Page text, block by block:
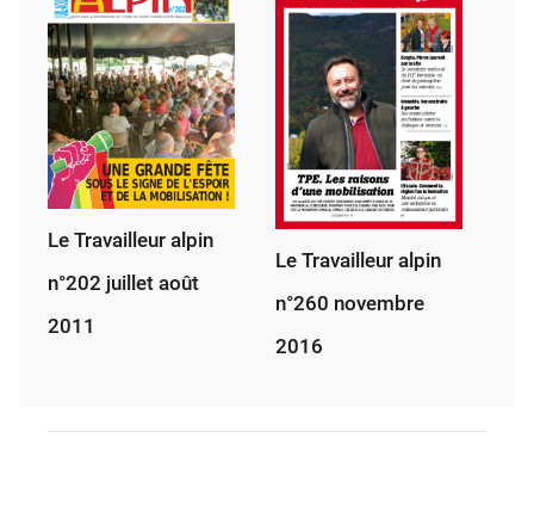
Le Travailleur alpin
n°202 juillet août
2011
Le Travailleur alpin
n°260 novembre
2016